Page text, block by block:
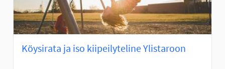
Köysirata ja iso kiipeilyteline Ylistaroon